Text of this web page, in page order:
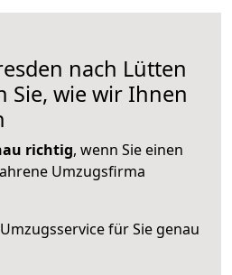
nach Lütten
Sie, wie wir Ihnen
richtig, wenn Sie einen
Umzugsfirma
für Sie genau